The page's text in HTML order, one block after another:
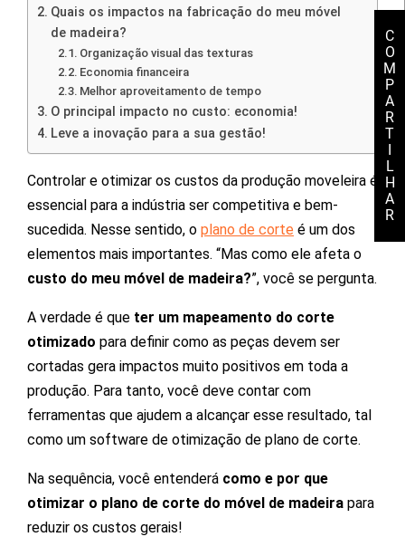
C
O
M
P
A
R
T
L
H
A
R
Quais os impactos na fabricação do meu móvel
de madeira?
Organização visual das texturas
Economia financeira
Melhor aproveitamento de tempo
O principal impacto no custo: economia!
Leve a inovação para a sua gestão!
Controlar e otimizar os custos da produção moveleira é
essencial para a indústria ser competitiva e bem-
sucedida. Nesse sentido, o plano de corte é um dos
elementos mais importantes. “Mas como ele afeta o
custo do meu móvel de madeira?”, você se pergunta.
A verdade é que ter um mapeamento do corte
otimizado para definir como as peças devem ser
cortadas gera impactos muito positivos em toda a
produção. Para tanto, você deve contar com
ferramentas que ajudem a alcançar esse resultado, tal
como um software de otimização de plano de corte.
Na sequência, você entenderá como e por que
otimizar o plano de corte do móvel de madeira para
reduzir os custos gerais!